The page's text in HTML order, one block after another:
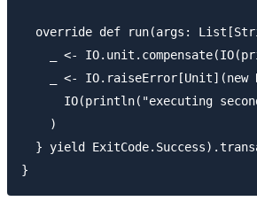
override def run(args:
_ <-
_ <- IO.raiseError[Unit](new
IO(println("executing
    )
} yield